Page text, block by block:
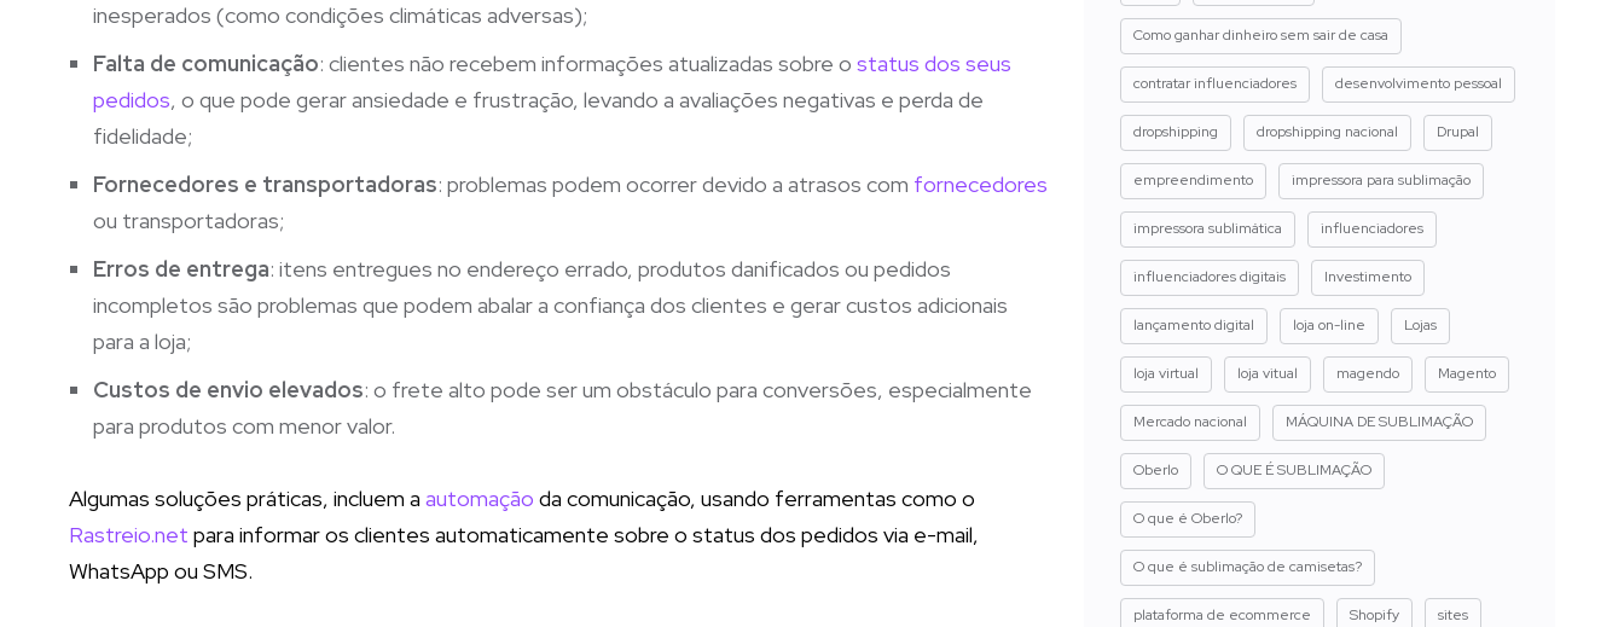
inesperados (como condições climáticas adversas);
Falta de comunicação: clientes não recebem informações atualizadas sobre o status dos seus
pedidos, o que pode gerar ansiedade e frustração, levando a avaliações negativas e perda de
fidelidade;
Fornecedores e transportadoras: problemas podem ocorrer devido a atrasos com fornecedores
ou transportadoras;
Erros de entrega: itens entregues no endereço errado, produtos danificados ou pedidos
incompletos são problemas que podem abalar a confiança dos clientes e gerar custos adicionais
para a loja;
Custos de envio elevados: o frete alto pode ser um obstáculo para conversões, especialmente
para produtos com menor valor.
Algumas soluções práticas, incluem a automação da comunicação, usando ferramentas como o
Rastreio.net para informar os clientes automaticamente sobre o status dos pedidos via e-mail,
WhatsApp ou SMS.
Como ganhar dinheiro sem sair de casa
contratar influenciadores desenvolvimento pessoal
dropshipping dropshipping nacional Drupal
empreendimento impressora para sublimação
impressora sublimática influenciadores
influenciadores digitais Investimento
lançamento digital loja on-line Lojas
loja virtual loja vitual magendo Magento
Mercado nacional MÁQUINA DE SUBLIMAÇÃO
Oberlo O QUE É SUBLIMAÇÃO
O que é Oberlo?
O que é sublimação de camisetas?
plataforma de ecommerce Shopify sites